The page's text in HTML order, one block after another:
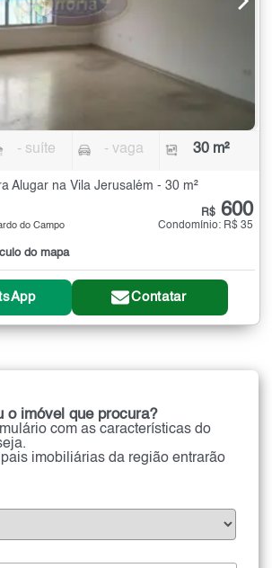
- suíte - vaga 30 m²
Alugar na Vila Jerusalém - 30 m²
do Campo
do mapa
R$ 600
Condomínio: R$ 35
Contatar
o imóvel que procura?
com as características do
imobiliárias da região entrarão